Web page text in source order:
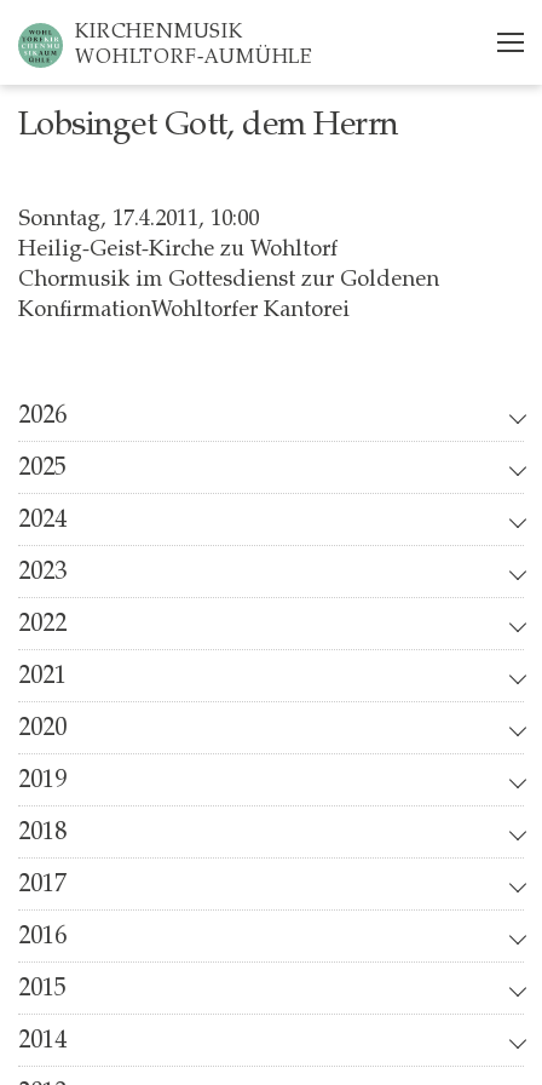
main
content
KIRCHENMUSIK
WOHLTORF-AUMÜHLE
Lobsinget Gott, dem Herrn
Sonntag, 17.4.2011, 10:00
Heilig-Geist-Kirche zu Wohltorf
Chormusik im Gottesdienst zur Goldenen
KonfirmationWohltorfer Kantorei
2026
2025
2024
2023
2022
2021
2020
2019
2018
2017
2016
2015
2014